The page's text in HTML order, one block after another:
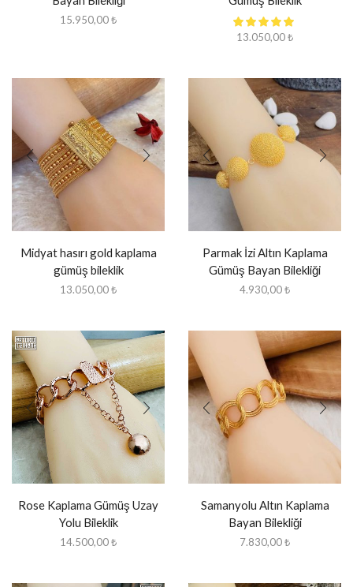
15.950,00₺
13.050,00₺
Midyat hasırı gold kaplama
gümüş bileklik
13.050,00₺
Parmak İzi Altın Kaplama
Gümüş Bayan Bilekliği
4.930,00₺
Rose Kaplama Gümüş Uzay
Yolu Bileklik
14.500,00₺
Samanyolu Altın Kaplama
Bayan Bilekliği
7.830,00₺